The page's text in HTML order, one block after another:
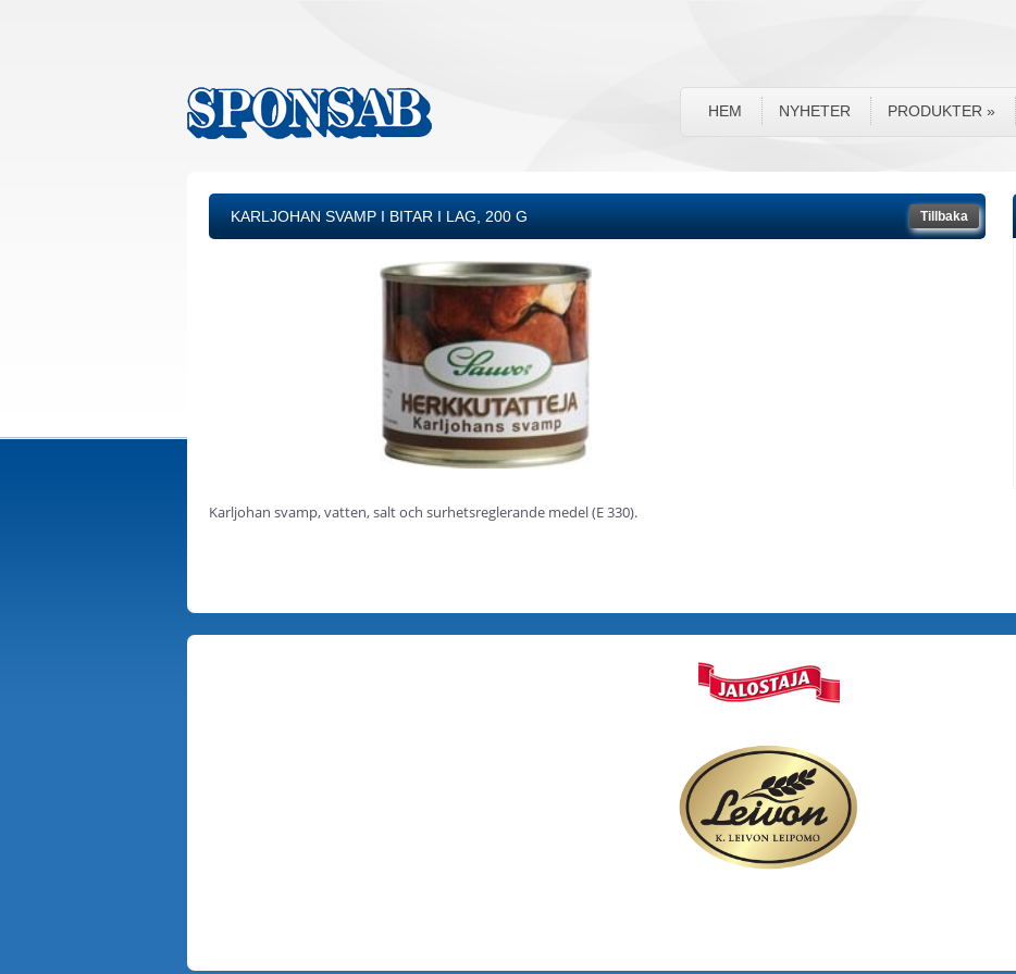
HEM NYHETER PRODUKTER »
Tillbaka
KARLJOHAN SVAMP I BITAR I LAG, 200 G
Karljohan svamp, vatten, salt och surhetsreglerande medel (E 330).